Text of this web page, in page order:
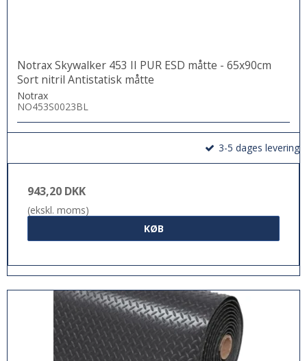
Notrax Skywalker 453 II PUR ESD måtte - 65x90cm
Sort nitril Antistatisk måtte
Notrax
NO453S0023BL
3-5 dages levering
943,20 DKK
(ekskl. moms)
KØB